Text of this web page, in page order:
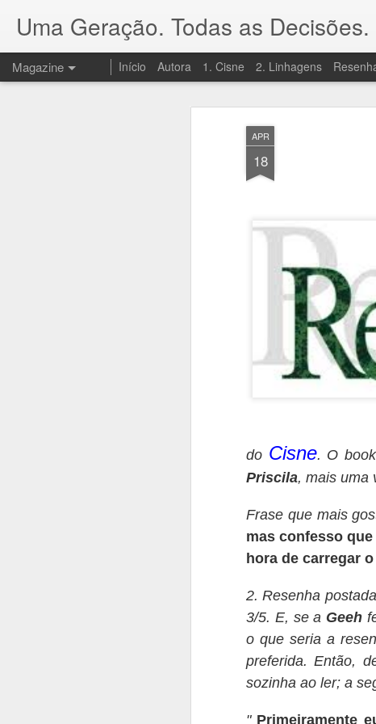
APR
18
do Cisne. O
Priscila, mais uma
Frase que mais
mas confesso
hora de carregar
2. Resenha
3/5. E, se a Geeh
o que seria a
preferida. Então,
sozinha ao ler; a
" Primeiramente e
Uma Geração. Todas as Decisões.
Magazine Início Autora 1. Cisne 2. Linhagens